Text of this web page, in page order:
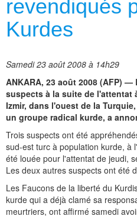
revendiqués
Kurdes
Samedi 23 août 2008 à 14h29
ANKARA, 23 août 2008 (AFP)
suspects à la suite de l'attentat
Izmir, dans l'ouest de la
un groupe radical kurde, a
Trois suspects ont été
sud-est turc à population kurde, à
été louée pour l'attentat de jeudi,
Les deux autres suspects ont été
Les Faucons de la liberté du
kurde qui a déjà clamé sa
meurtriers, ont affirmé samedi